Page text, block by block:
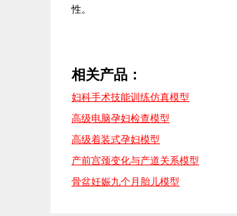
性。
相关产品：
妇科手术技能训练仿真模型
高级电脑孕妇检查模型
高级着装式孕妇模型
产前宫颈变化与产道关系模型
骨盆妊娠九个月胎儿模型